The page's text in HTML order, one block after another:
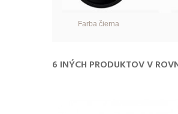
Farba čierna
6 INÝCH PRODUKTOV V